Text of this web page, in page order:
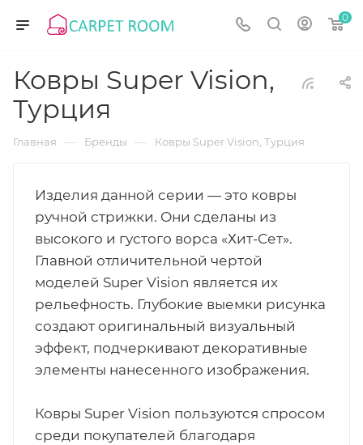
0
Ковры Super Vision,
Турция
Главная — Бренды — Ковры Super Vision, Турция
Изделия данной серии — это ковры
ручной стрижки. Они сделаны из
высокого и густого ворса «Хит-Сет».
Главной отличительной чертой
моделей Super Vision является их
рельефность. Глубокие выемки рисунка
создают оригинальный визуальный
эффект, подчеркивают декоративные
элементы нанесенного изображения.
Ковры Super Vision пользуются спросом
среди покупателей благодаря